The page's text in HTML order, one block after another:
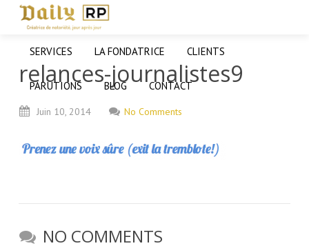
SERVICES LA FONDATRICE CLIENTS
PARUTIONS BLOG CONTACT
relances-journalistes9
Juin 10, 2014 No Comments
NO COMMENTS